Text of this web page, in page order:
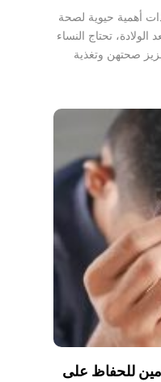
ذات أهمية حيوية لصحة
تحتاج النساء
صحتهن وتغذية
للحفاظ على